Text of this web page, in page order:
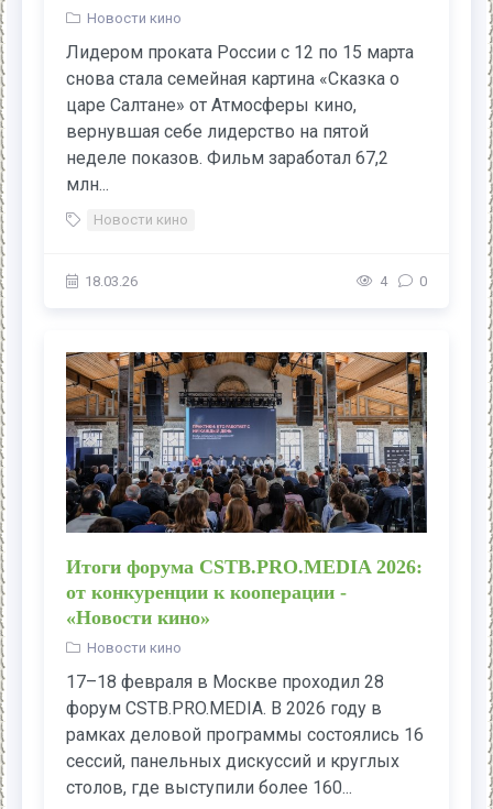
Новости кино
Лидером проката России с 12 по 15 марта
снова стала семейная картина «Сказка о
царе Салтане» от Атмосферы кино,
вернувшая себе лидерство на пятой
неделе показов. Фильм заработал 67,2
млн...
Новости кино
18.03.26 4 0
Итоги форума CSTB.PRO.MEDIA 2026:
от конкуренции к кооперации -
«Новости кино»
Новости кино
17–18 февраля в Москве проходил 28
форум CSTB.PRO.MEDIA. В 2026 году в
рамках деловой программы состоялись 16
сессий, панельных дискуссий и круглых
столов, где выступили более 160...